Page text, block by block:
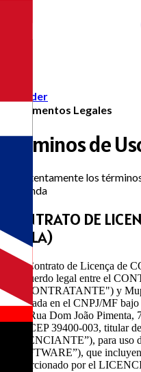
Acceder
Documentos Legales
Términos de
Lea atentamente los
eAgenda
CONTRATO DE
(EULA)
Este Contrato de Licença
un acuerdo legal entre el
(el "CONTRATANTE") y
registrada en el CNPJ/MF
en la Rua Dom João
MG, CEP 39400-003, titular
“LICENCIANTE”), para uso
(“SOFTWARE”), que
proporcionado por el